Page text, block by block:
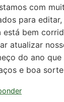
com
para
está bem
atualizar
do ano que
e boa